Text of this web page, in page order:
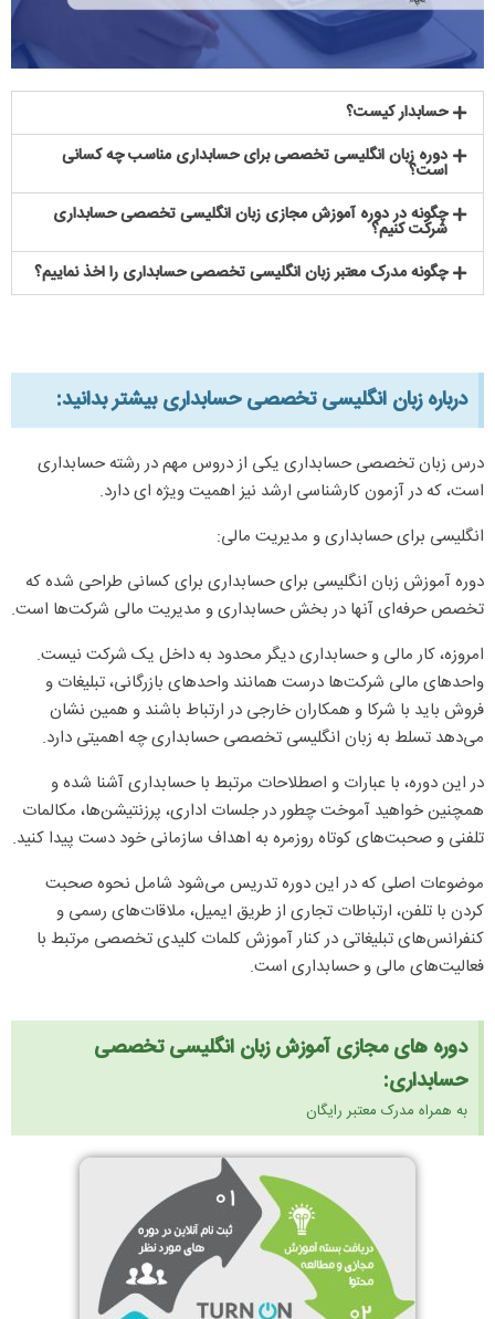
حسابدار کیست؟
دوره زبان انگلیسی تخصصی برای حسابداری مناسب چه کسانی
است؟
چگونه در دوره آموزش مجازی زبان انگلیسی تخصصی حسابداری
شرکت کنیم؟
چگونه مدرک معتبر زبان انگلیسی تخصصی حسابداری را اخذ نماییم؟
درباره زبان انگلیسی تخصصی حسابداری بیشتر بدانید:​
درس زبان تخصصی حسابداری یکی از دروس مهم در رشته حسابداری
است، که در آزمون کارشناسی ارشد نیز اهمیت ویژه ای دارد.
انگلیسی برای حسابداری و مدیریت مالی:
دوره آموزش زبان انگلیسی برای حسابداری برای کسانی طراحی شده که
تخصص حرفه‌ای آنها در بخش حسابداری و مدیریت مالی شرکت‌ها است.
امروزه، کار مالی و حسابداری دیگر محدود به داخل یک شرکت نیست.
واحدهای مالی شرکت‌ها درست همانند واحدهای بازرگانی، تبلیغات و
فروش باید با شرکا و همکاران خارجی در ارتباط باشند و همین نشان
می‌دهد تسلط به زبان انگلیسی تخصصی حسابداری چه اهمیتی دارد.
در این دوره، با عبارات و اصطلاحات مرتبط با حسابداری آشنا شده و
همچنین خواهید آموخت چطور در جلسات اداری، پرزنتیشن‌ها، مکالمات
تلفنی و صحبت‌های کوتاه روزمره به اهداف سازمانی خود دست پیدا کنید.
موضوعات اصلی که در این دوره تدریس می‌شود شامل نحوه صحبت
کردن با تلفن، ارتباطات تجاری از طریق ایمیل، ملاقات‌های رسمی و
کنفرانس‌های تبلیغاتی در کنار آموزش کلمات کلیدی تخصصی مرتبط با
فعالیت‌های مالی و حسابداری است.
دوره های مجازی آموزش زبان انگلیسی تخصصی
حسابداری:
به همراه مدرک معتبر رایگان